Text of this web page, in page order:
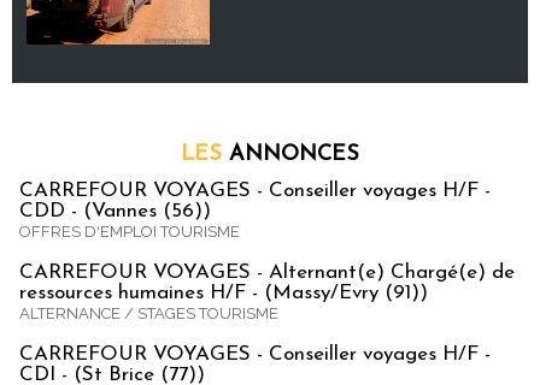
LES ANNONCES
CARREFOUR VOYAGES - Conseiller voyages H/F -
CDD - (Vannes (56))
OFFRES D'EMPLOI TOURISME
CARREFOUR VOYAGES - Alternant(e) Chargé(e) de
ressources humaines H/F - (Massy/Evry (91))
ALTERNANCE / STAGES TOURISME
CARREFOUR VOYAGES - Conseiller voyages H/F -
CDI - (St Brice (77))